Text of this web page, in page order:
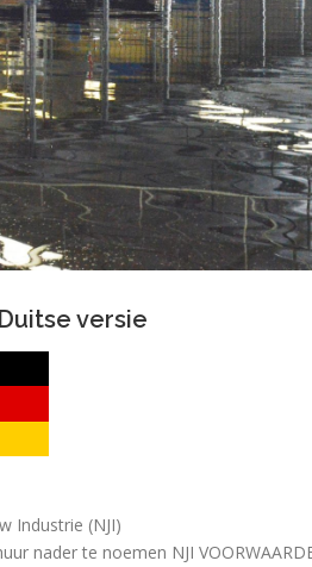
versie
Industrie (NJI)
nader te noemen NJI